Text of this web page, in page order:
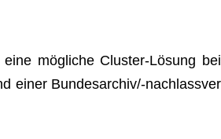
mög­li­che Clus­ter-Lösung
einer Bun­des­ar­chiv/-